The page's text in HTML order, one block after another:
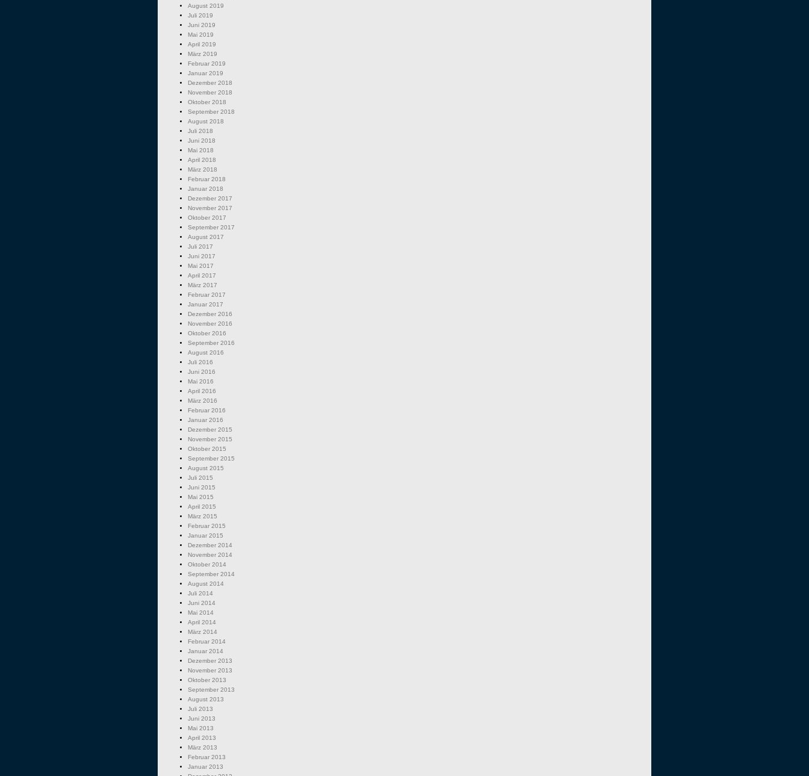
August 2019
Juli 2019
Juni 2019
Mai 2019
April 2019
März 2019
Februar 2019
Januar 2019
Dezember 2018
November 2018
Oktober 2018
September 2018
August 2018
Juli 2018
Juni 2018
Mai 2018
April 2018
März 2018
Februar 2018
Januar 2018
Dezember 2017
November 2017
Oktober 2017
September 2017
August 2017
Juli 2017
Juni 2017
Mai 2017
April 2017
März 2017
Februar 2017
Januar 2017
Dezember 2016
November 2016
Oktober 2016
September 2016
August 2016
Juli 2016
Juni 2016
Mai 2016
April 2016
März 2016
Februar 2016
Januar 2016
Dezember 2015
November 2015
Oktober 2015
September 2015
August 2015
Juli 2015
Juni 2015
Mai 2015
April 2015
März 2015
Februar 2015
Januar 2015
Dezember 2014
November 2014
Oktober 2014
September 2014
August 2014
Juli 2014
Juni 2014
Mai 2014
April 2014
März 2014
Februar 2014
Januar 2014
Dezember 2013
November 2013
Oktober 2013
September 2013
August 2013
Juli 2013
Juni 2013
Mai 2013
April 2013
März 2013
Februar 2013
Januar 2013